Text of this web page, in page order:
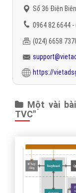
Số 36 Điện
0964 82 6644 -
(024) 6658
https://
Một vài
TVC"